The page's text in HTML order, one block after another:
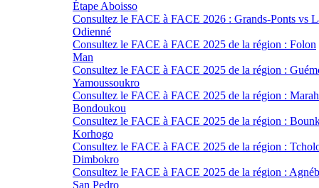
Étape Aboisso
Consultez le FACE à FACE 2026 : Grands-Ponts vs
Odienné
Consultez le FACE à FACE 2025 de la région : Folon
Man
Consultez le FACE à FACE 2025 de la région :
Yamoussoukro
Consultez le FACE à FACE 2025 de la région :
Bondoukou
Consultez le FACE à FACE 2025 de la région :
Korhogo
Consultez le FACE à FACE 2025 de la région :
Dimbokro
Consultez le FACE à FACE 2025 de la région :
San Pedro